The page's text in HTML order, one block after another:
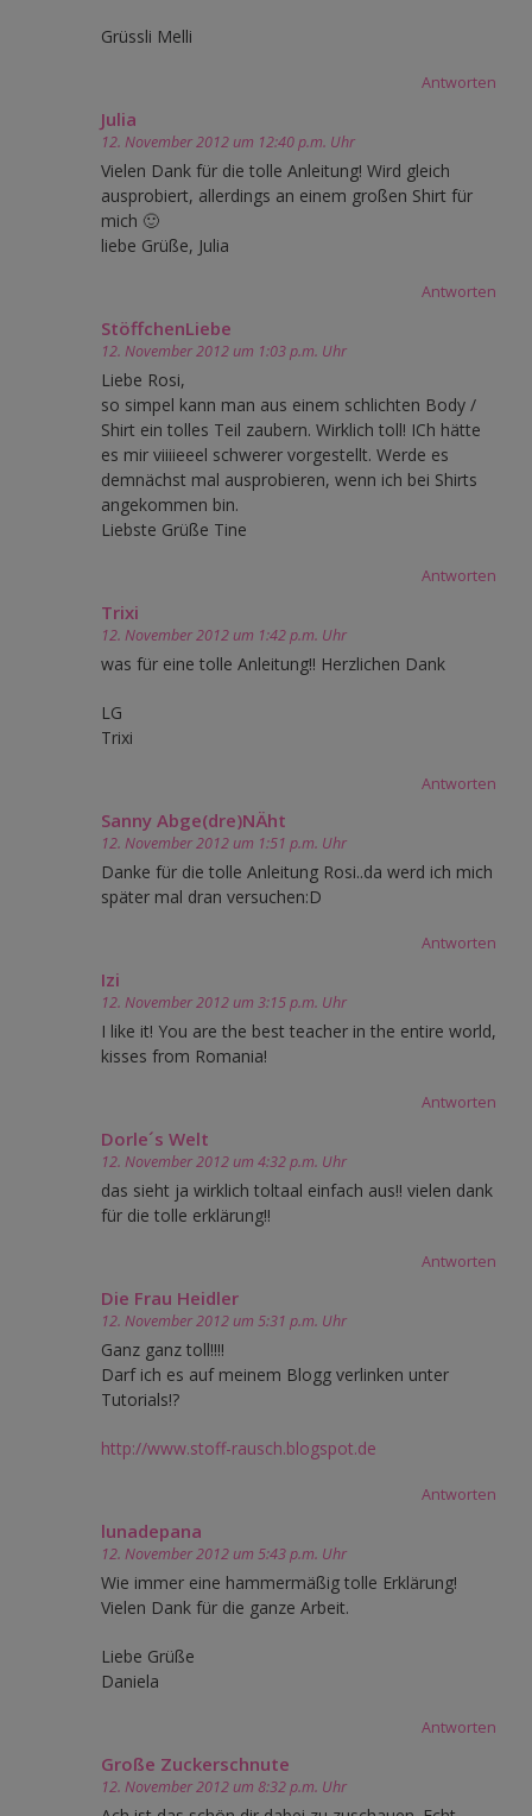
Grüssli Melli
Antworten
Julia
12. November 2012 um 12:40 p.m. Uhr
Vielen Dank für die tolle Anleitung! Wird gleich
ausprobiert, allerdings an einem großen Shirt für
mich 🙂
liebe Grüße, Julia
Antworten
StöffchenLiebe
12. November 2012 um 1:03 p.m. Uhr
Liebe Rosi,
so simpel kann man aus einem schlichten Body /
Shirt ein tolles Teil zaubern. Wirklich toll! ICh hätte
es mir viiiieeel schwerer vorgestellt. Werde es
demnächst mal ausprobieren, wenn ich bei Shirts
angekommen bin.
Liebste Grüße Tine
Antworten
Trixi
12. November 2012 um 1:42 p.m. Uhr
was für eine tolle Anleitung!! Herzlichen Dank
LG
Trixi
Antworten
Sanny Abge(dre)NÄht
12. November 2012 um 1:51 p.m. Uhr
Danke für die tolle Anleitung Rosi..da werd ich mich
später mal dran versuchen:D
Antworten
Izi
12. November 2012 um 3:15 p.m. Uhr
I like it! You are the best teacher in the entire world,
kisses from Romania!
Antworten
Dorle´s Welt
12. November 2012 um 4:32 p.m. Uhr
das sieht ja wirklich toltaal einfach aus!! vielen dank
für die tolle erklärung!!
Antworten
Die Frau Heidler
12. November 2012 um 5:31 p.m. Uhr
Ganz ganz toll!!!!
Darf ich es auf meinem Blogg verlinken unter
Tutorials!?
http://www.stoff-rausch.blogspot.de
Antworten
lunadepana
12. November 2012 um 5:43 p.m. Uhr
Wie immer eine hammermäßig tolle Erklärung!
Vielen Dank für die ganze Arbeit.
Liebe Grüße
Daniela
Antworten
Große Zuckerschnute
12. November 2012 um 8:32 p.m. Uhr